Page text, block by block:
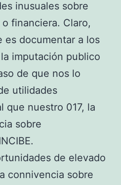
inusuales sobre
financiera. Claro,
es documentar a los
imputación publico
de que nos lo
utilidades
que nuestro 017, la
sobre
de elevado
connivencia sobre